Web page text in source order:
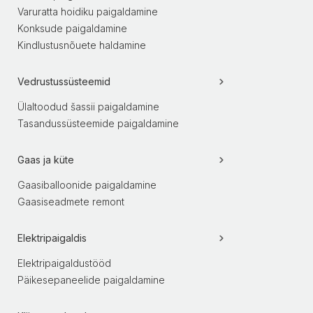
Varuratta hoidiku paigaldamine
Konksude paigaldamine
Kindlustusnõuete haldamine
Vedrustussüsteemid
Ülaltoodud šassii paigaldamine
Tasandussüsteemide paigaldamine
Gaas ja küte
Gaasiballoonide paigaldamine
Gaasiseadmete remont
Elektripaigaldis
Elektripaigaldustööd
Päikesepaneelide paigaldamine